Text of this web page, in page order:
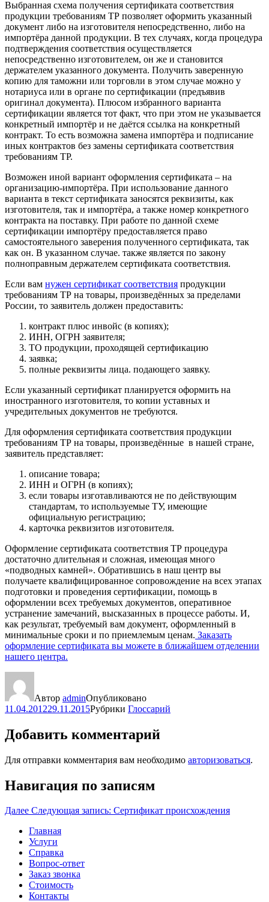
Выбранная схема получения сертификата соответствия
продукции требованиям ТР позволяет оформить указанный
документ либо на изготовителя непосредственно, либо на
импортёра данной продукции. В тех случаях, когда процедура
подтверждения соответствия осуществляется
непосредственно изготовителем, он же и становится
держателем указанного документа. Получить заверенную
копию для таможни или торговли в этом случае можно у
нотариуса или в органе по сертификации (предъявив
оригинал документа). Плюсом избранного варианта
сертификации является тот факт, что при этом не указывается
конкретный импортёр и не даётся ссылка на конкретный
контракт. То есть возможна замена импортёра и подписание
иных контрактов без замены сертификата соответствия
требованиям ТР.
Возможен иной вариант оформления сертификата – на
организацию-импортёра. При использование данного
варианта в текст сертификата заносятся реквизиты, как
изготовителя, так и импортёра, а также номер конкретного
контракта на поставку. При работе по данной схеме
сертификации импортёру предоставляется право
самостоятельного заверения полученного сертификата, так
как он. В указанном случае. также является по закону
полноправным держателем сертификата соответствия.
Если вам нужен сертификат соответствия продукции
требованиям ТР на товары, произведённых за пределами
России, то заявитель должен предоставить:
контракт плюс инвойс (в копиях);
ИНН, ОГРН заявителя;
ТО продукции, проходящей сертификацию
заявка;
полные реквизиты лица. подающего заявку.
Если указанный сертификат планируется оформить на
иностранного изготовителя, то копии уставных и
учредительных документов не требуются.
Для оформления сертификата соответствия продукции
требованиям ТР на товары, произведённые в нашей стране,
заявитель представляет:
описание товара;
ИНН и ОГРН (в копиях);
если товары изготавливаются не по действующим
стандартам, то используемые ТУ, имеющие
официальную регистрацию;
карточка реквизитов изготовителя.
Оформление сертификата соответствия ТР процедура
достаточно длительная и сложная, имеющая много
«подводных камней». Обратившись в наш центр вы
получаете квалифицированное сопровождение на всех этапах
подготовки и проведения сертификации, помощь в
оформлении всех требуемых документов, оперативное
устранение замечаний, высказанных в процессе работы. И,
как результат, требуемый вам документ, оформленный в
минимальные сроки и по приемлемым ценам. Заказать
оформление сертификата вы можете в ближайшем отделении
нашего центра.
Автор adminОпубликовано
11.04.201229.11.2015Рубрики Глоссарий
Добавить комментарий
Для отправки комментария вам необходимо авторизоваться.
Навигация по записям
Далее Следующая запись: Сертификат происхождения
Главная
Услуги
Справка
Вопрос-ответ
Заказ звонка
Стоимость
Контакты